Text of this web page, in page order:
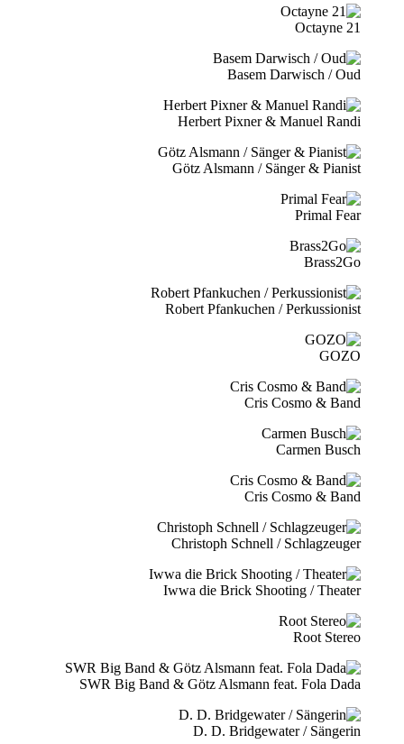
21 Octayne
Basem Darwisch / Oud
Herbert Pixner & Manuel Randi
Götz Alsmann / Sänger & Pianist
Primal Fear
Brass2Go
Robert Pfankuchen / Perkussionist
GOZO
Cris Cosmo & Band
Carmen Busch
Cris Cosmo & Band
Christoph Schnell / Schlagzeuger
Iwwa die Brick Shooting / Theater
Root Stereo
SWR Big Band & Götz Alsmann feat. Fola Dada
D. D. Bridgewater / Sängerin